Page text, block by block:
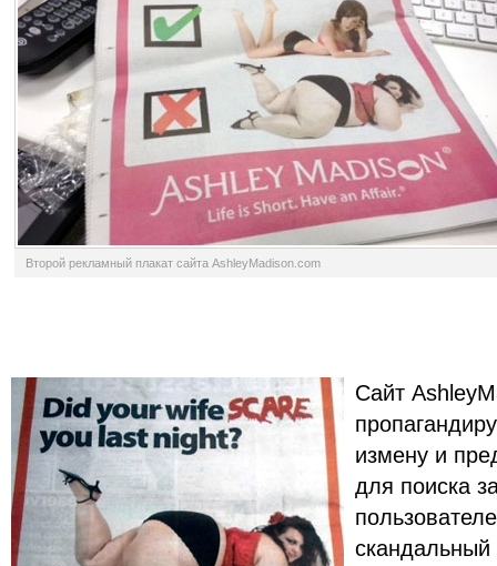
Второй рекламный плакат сайта AshleyMadison.com
Сайт
измену и
для поиска
скандальный